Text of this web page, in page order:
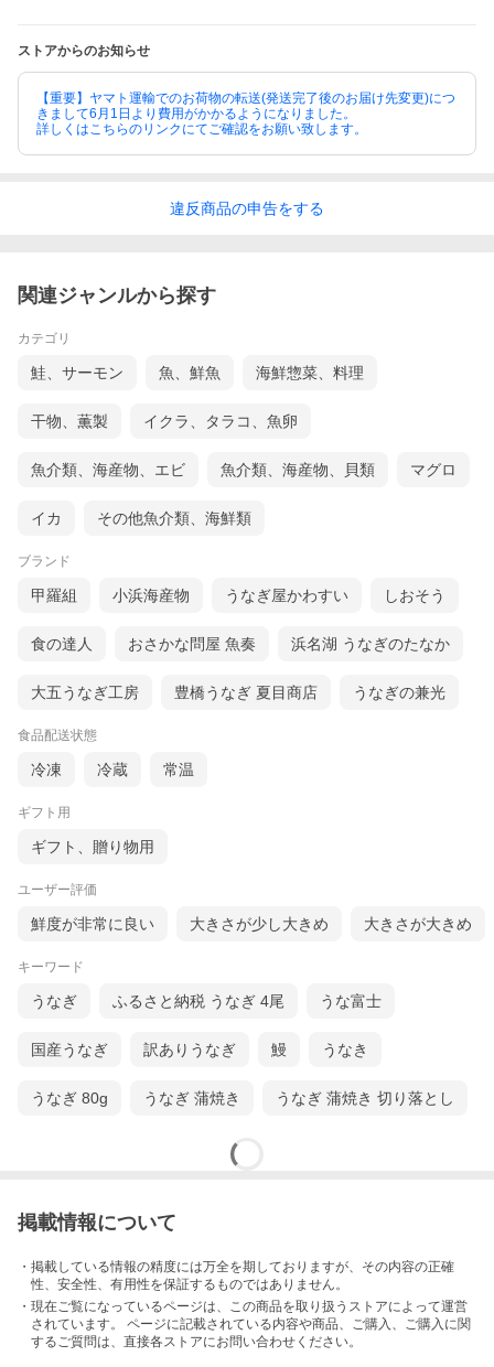
ストアからのお知らせ
【重要】ヤマト運輸でのお荷物の転送(発送完了後のお届け先変更)につ
きまして6月1日より費用がかかるようになりました。
詳しくはこちらのリンクにてご確認をお願い致します。
違反商品の申告をする
関連ジャンルから探す
カテゴリ
鮭、サーモン 魚、鮮魚 海鮮惣菜、料理
干物、薫製 イクラ、タラコ、魚卵
魚介類、海産物、エビ 魚介類、海産物、貝類 マグロ
イカ その他魚介類、海鮮類
ブランド
甲羅組 小浜海産物 うなぎ屋かわすい しおそう
食の達人 おさかな問屋 魚奏 浜名湖 うなぎのたなか
大五うなぎ工房 豊橋うなぎ 夏目商店 うなぎの兼光
食品配送状態
冷凍 冷蔵 常温
ギフト用
ギフト、贈り物用
ユーザー評価
鮮度が非常に良い 大きさが少し大きめ 大きさが大きめ
キーワード
うなぎ ふるさと納税 うなぎ 4尾 うな富士
国産うなぎ 訳ありうなぎ 鰻 うなき
うなぎ 80g うなぎ 蒲焼き うなぎ 蒲焼き 切り落とし
掲載情報について
・掲載している情報の精度には万全を期しておりますが、その内容の正確
性、安全性、有用性を保証するものではありません。
・現在ご覧になっているページは、この商品を取り扱うストアによって運営
されています。 ページに記載されている内容や商品、ご購入 、ご購入に関
するご質問は、直接各ストアにお問い合わせください。